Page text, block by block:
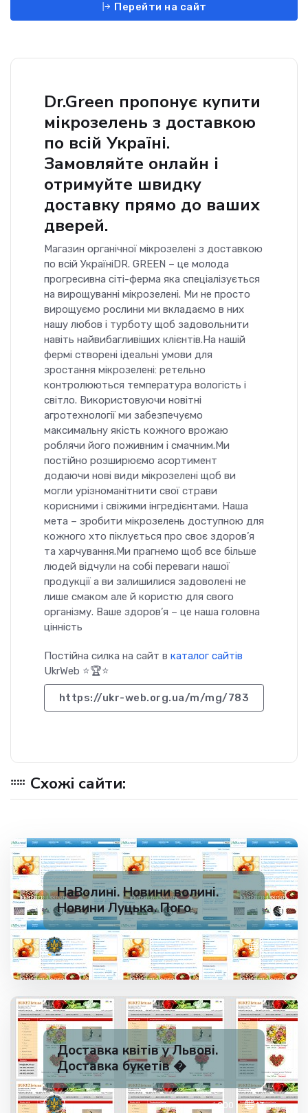
Перейти на сайт
Dr.Green пропонує купити
мікрозелень з доставкою
по всій Україні.
Замовляйте онлайн і
отримуйте швидку
доставку прямо до ваших
дверей.
Магазин органічної мікрозелені з доставкою
по всій УкраїніDR. GREEN – це молода
прогресивна сіті-ферма яка спеціалізується
на вирощуванні мікрозелені. Ми не просто
вирощуємо рослини ми вкладаємо в них
нашу любов і турботу щоб задовольнити
навіть найвибагливіших клієнтів.На нашій
фермі створені ідеальні умови для
зростання мікрозелені: ретельно
контролюються температура вологість і
світло. Використовуючи новітні
агротехнології ми забезпечуємо
максимальну якість кожного врожаю
роблячи його поживним і смачним.Ми
постійно розширюємо асортимент
додаючи нові види мікрозелені щоб ви
могли урізноманітнити свої страви
корисними і свіжими інгредієнтами. Наша
мета – зробити мікрозелень доступною для
кожного хто піклується про своє здоров’я
та харчування.Ми прагнемо щоб все більше
людей відчули на собі переваги нашої
продукції а ви залишилися задоволені не
лише смаком але й користю для свого
організму. Ваше здоров’я – це наша головна
цінність
Постійна силка на сайт в каталог сайтів
UkrWeb ⭐🏆⭐
https://ukr-web.org.ua/m/mg/783
Схожі сайти:
НаВолині. Новини волині.
Новини Луцька. Пого
✅ 200 3
Доставка квітів у Львові.
Доставка букетів �
✅ 200 13